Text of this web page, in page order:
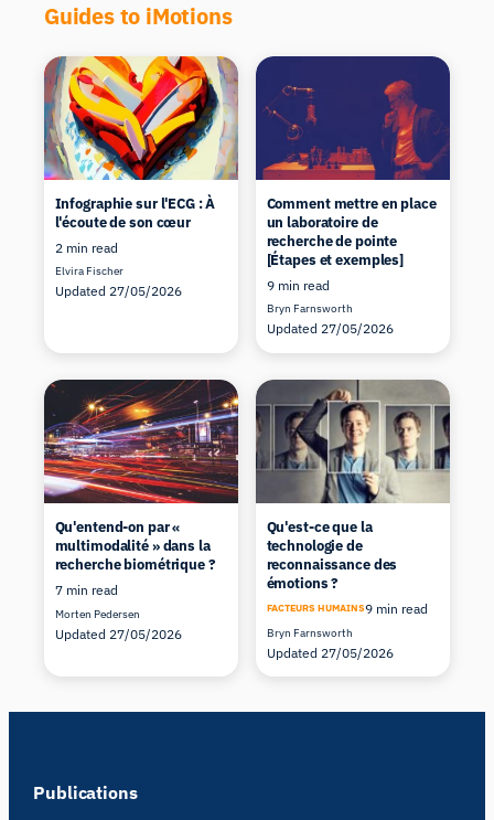
Guides to iMotions
Infographie sur l'ECG : À
l'écoute de son cœur
2 min read
Elvira Fischer
Updated 27/05/2026
Comment mettre en place
un laboratoire de
recherche de pointe
[Étapes et exemples]
9 min read
Bryn Farnsworth
Updated 27/05/2026
Qu'entend-on par «
multimodalité » dans la
recherche biométrique ?
7 min read
Morten Pedersen
Updated 27/05/2026
Qu'est-ce que la
technologie de
reconnaissance des
émotions ?
FACTEURS HUMAINS9 min read
Bryn Farnsworth
Updated 27/05/2026
Publications